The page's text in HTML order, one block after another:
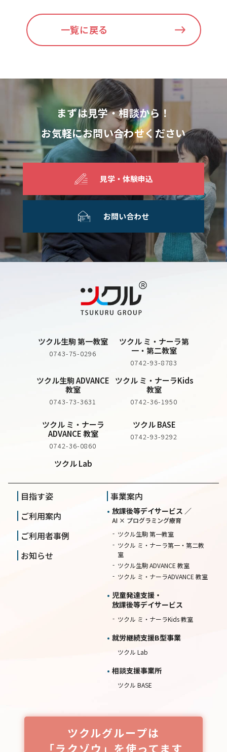
一覧に戻る
まずは見学・相談から！
お気軽にお問い合わせください
見学・体験申込
お問い合わせ
ツクル ミ・ナーラKids
教室
0742-36-1950
ツクル生駒 第一教室
0743-75-0296
ツクル ミ・ナーラ第
一・第二教室
0742-93-8783
ツクル生駒 ADVANCE
教室
0743-73-3631
ツクル ミ・ナーラ
ADVANCE 教室
0742-36-0860
ツクル Lab
ツクル BASE
0742-93-9292
目指す姿
ご利用案内
ご利用者事例
お知らせ
事業案内
放課後等デイサービス ／
AI × プログラミング療育
ツクル生駒 第一教室
ツクル ミ・ナーラ第一・第二教
室
ツクル生駒 ADVANCE 教室
ツクル ミ・ナーラADVANCE 教室
児童発達支援・
放課後等デイサービス
ツクル ミ・ナーラKids 教室
就労継続⽀援B型事業
ツクル Lab
相談⽀援事業所
ツクル BASE
ツクルグループは
「ラクゾウ」を使ってます